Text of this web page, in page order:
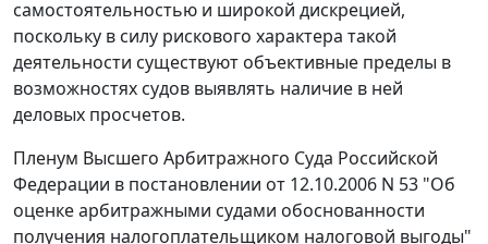
самостоятельностью и широкой дискрецией,
поскольку в силу рискового характера такой
деятельности существуют объективные пределы в
возможностях судов выявлять наличие в ней
деловых просчетов.
Пленум Высшего Арбитражного Суда Российской
Федерации в постановлении от 12.10.2006 N 53 "Об
оценке арбитражными судами обоснованности
получения налогоплательщиком налоговой выгоды"